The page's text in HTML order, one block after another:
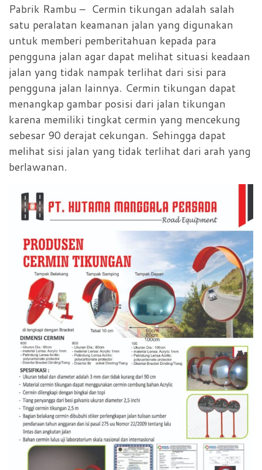
Pabrik Rambu – Cermin tikungan adalah salah
satu peralatan keamanan jalan yang digunakan
untuk memberi pemberitahuan kepada para
pengguna jalan agar dapat melihat situasi keadaan
jalan yang tidak nampak terlihat dari sisi para
pengguna jalan lainnya. Cermin tikungan dapat
menangkap gambar posisi dari jalan tikungan
karena memiliki tingkat cermin yang mencekung
sebesar 90 derajat cekungan. Sehingga dapat
melihat sisi jalan yang tidak terlihat dari arah yang
berlawanan.